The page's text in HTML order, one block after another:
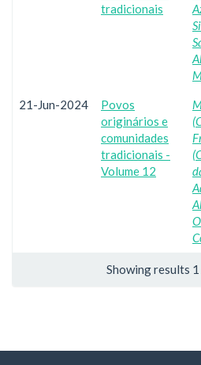
tradicionais
21-Jun-2024
Povos
originários e
comunidades
tradicionais -
Volume 12
Showing results